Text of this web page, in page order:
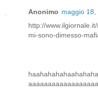
Anonimo maggio 18,
http://
mi-sono-dimesso-